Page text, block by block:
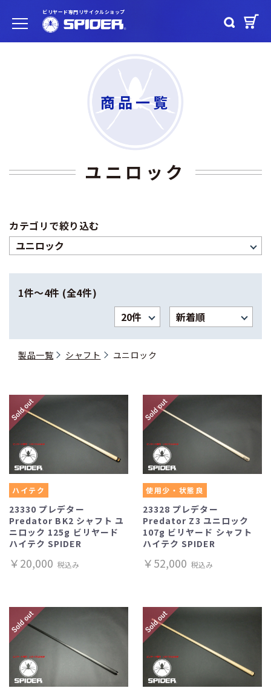
ビリヤード専門リサイクルショップ
商品一覧
ユニロック
カテゴリで絞り込む
1件〜4件 (全4件)
製品一覧 シャフト ユニロック
ハイテク
23330 プレデター
Predator BK2 シャフト ユ
ニロック 125g ビリヤード
ハイテク SPIDER
￥20,000 税込み
使用少・状態良
23328 プレデター
Predator Z3 ユニロック
107g ビリヤード シャフト
ハイテク SPIDER
￥52,000 税込み